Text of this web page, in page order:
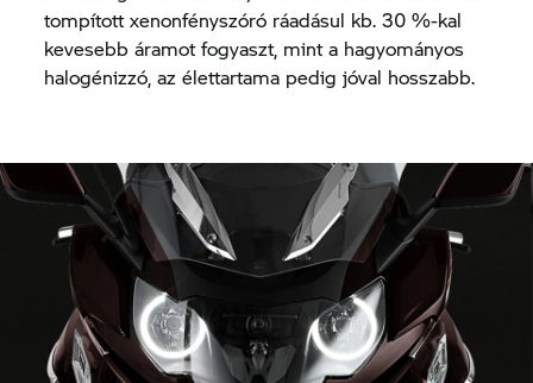
tompított xenonfényszóró ráadásul kb. 30 %-kal
kevesebb áramot fogyaszt, mint a hagyományos
halogénizzó, az élettartama pedig jóval hosszabb.